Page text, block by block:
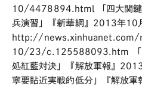
10/4478894.html 「四大関鍵
兵演習」『新華網』2013年10
http://
10/23/c.125588093.htm 「
処紅藍対決」『解放軍報』
寧要貼近実戦的低分」『解放